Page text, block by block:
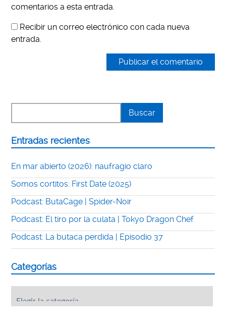
comentarios a esta entrada.
Recibir un correo electrónico con cada nueva
entrada.
Entradas recientes
En mar abierto (2026): naufragio claro
Somos cortitos: First Date (2025)
Podcast: ButaCage | Spider-Noir
Podcast: El tiro por la culata | Tokyo Dragon Chef
Podcast: La butaca perdida | Episodio 37
Categorías